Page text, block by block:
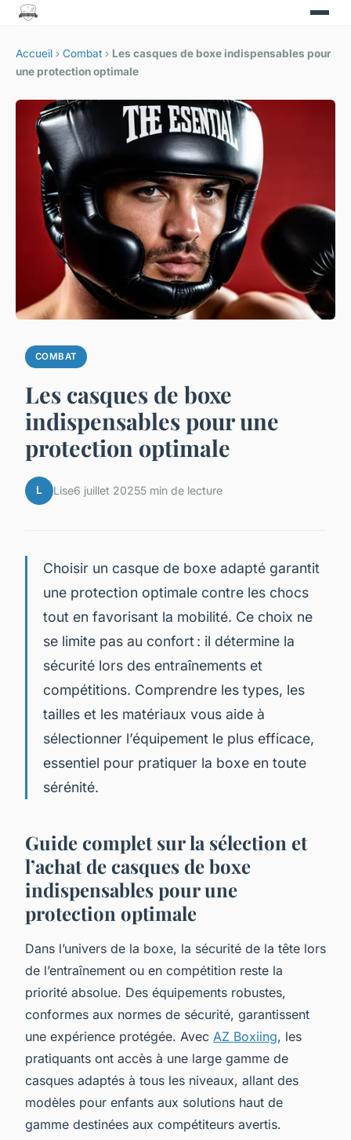
Accueil › Combat › Les casques de boxe indispensables pour
une protection optimale
COMBAT
Les casques de boxe
indispensables pour une
protection optimale
L Lise6 juillet 20255 min de lecture
Choisir un casque de boxe adapté garantit
une protection optimale contre les chocs
tout en favorisant la mobilité. Ce choix ne
se limite pas au confort : il détermine la
sécurité lors des entraînements et
compétitions. Comprendre les types, les
tailles et les matériaux vous aide à
sélectionner l’équipement le plus efficace,
essentiel pour pratiquer la boxe en toute
sérénité.
Guide complet sur la sélection et
l’achat de casques de boxe
indispensables pour une
protection optimale
Dans l’univers de la boxe, la sécurité de la tête lors
de l’entraînement ou en compétition reste la
priorité absolue. Des équipements robustes,
conformes aux normes de sécurité, garantissent
une expérience protégée. Avec AZ Boxiing, les
pratiquants ont accès à une large gamme de
casques adaptés à tous les niveaux, allant des
modèles pour enfants aux solutions haut de
gamme destinées aux compétiteurs avertis.